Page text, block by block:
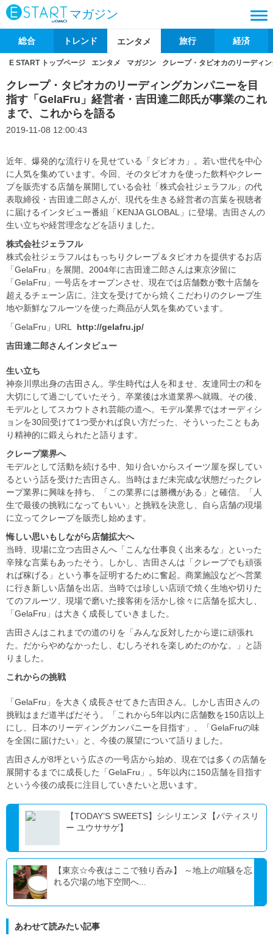
マガジン
総合 トレンド エンタメ 旅行 経済
E START トップページ エンタメ マガジン クレープ・タピオカのリーディ
クレープ・タピオカのリーディングカンパニーを目
指す「GelaFru」経営者・吉田達二郎氏が事業のこれ
まで、これからを語る
2019-11-08 12:00:43
近年、爆発的な流行りを見せている「タピオカ」。若い世代を中心
に人気を集めています。今回、そのタピオカを使った飲料やクレー
プを販売する店舗を展開している会社「株式会社ジェラフル」の代
表取締役・吉田達二郎さんが、現代を生きる経営者の言葉を視聴者
に届けるインタビュー番組「KENJA GLOBAL」に登場。吉田さんの
生い立ちや経営理念などを語りました。
株式会社ジェラフル
株式会社ジェラフルはもっちりクレープ＆タピオカを提供するお店
「GelaFru」を展開。2004年に吉田達二郎さんは東京汐留に
「GelaFru」一号店をオープンさせ、現在では店舗数が数十店舗を
超えるチェーン店に。注文を受けてから焼くこだわりのクレープ生
地や新鮮なフルーツを使った商品が人気を集めています。
「GelaFru」URL http://gelafru.jp/
吉田達二郎さんインタビュー
生い立ち
神奈川県出身の吉田さん。学生時代は人を和ませ、友達同士の和を
大切にして過ごしていたそう。卒業後は水道業界へ就職。その後、
モデルとしてスカウトされ芸能の道へ。モデル業界ではオーディシ
ョンを30回受けて1つ受かれば良い方だった、そういったこともあ
り精神的に鍛えられたと語ります。
クレープ業界へ
モデルとして活動を続ける中、知り合いからスイーツ屋を探してい
るという話を受けた吉田さん。当時はまだ未完成な状態だったクレ
ープ業界に興味を持ち、「この業界には勝機がある」と確信。「人
生で最後の挑戦になってもいい」と挑戦を決意し、自ら店舗の現場
に立ってクレープを販売し始めます。
悔しい思いもしながら店舗拡大へ
当時、現場に立つ吉田さんへ「こんな仕事良く出来るな」といった
辛辣な言葉もあったそう。しかし、吉田さんは「クレープでも頑張
れば稼げる」という事を証明するために奮起。商業施設などへ営業
に行き新しい店舗を出店。当時では珍しい店頭で焼く生地や切りた
てのフルーツ、現場で磨いた接客術を活かし徐々に店舗を拡大し、
「GelaFru」は大きく成長していきました。
吉田さんはこれまでの道のりを「みんな反対したから逆に頑張れ
た。だからやめなかったし、むしろそれを楽しめたのかな。」と語
りました。
これからの挑戦
「GelaFru」を大きく成長させてきた吉田さん。しかし吉田さんの
挑戦はまだ道半ばだそう。「これから5年以内に店舗数を150店以上
にし、日本のリーディングカンパニーを目指す」、「GelaFruの味
を全国に届けたい」と、今後の展望について語りました。
吉田さんが8坪という広さの一号店から始め、現在では多くの店舗を
展開するまでに成長した「GelaFru」。5年以内に150店舗を目指す
という今後の成長に注目していきたいと思います。
【TODAY’S SWEETS】シシリエンヌ【パティスリ
ー ユウササゲ】
【東京☆今夜はここで独り呑み】 ～地上の喧騒を忘
れる穴場の地下空間へ...
あわせて読みたい記事